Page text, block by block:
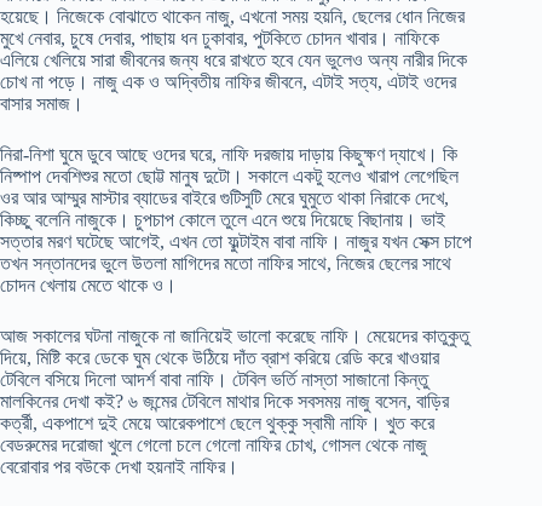
হয়েছে। নিজেকে বোঝাতে থাকেন নাজু, এখনো সময় হয়নি, ছেলের ধোন নিজের
মুখে নেবার, চুষে দেবার, পাছায় ধন ঢুকাবার, পুটকিতে চোদন খাবার। নাফিকে
এলিয়ে খেলিয়ে সারা জীবনের জন্য ধরে রাখতে হবে যেন ভুলেও অন্য নারীর দিকে
চোখ না পড়ে। নাজু এক ও অদ্বিতীয় নাফির জীবনে, এটাই সত্য, এটাই ওদের
বাসার সমাজ।
নিরা-নিশা ঘুমে ডুবে আছে ওদের ঘরে, নাফি দরজায় দাড়ায় কিছুক্ষণ দ্যাখে। কি
নিষ্পাপ দেবশিশুর মতো ছোট্ট মানুষ দুটো। সকালে একটু হলেও খারাপ লেগেছিল
ওর আর আম্মুর মাস্টার ব্যাডের বাইরে গুটিসুটি মেরে ঘুমুতে থাকা নিরাকে দেখে,
কিচ্ছু বলেনি নাজুকে। চুপচাপ কোলে তুলে এনে শুয়ে দিয়েছে বিছানায়। ভাই
সত্তার মরণ ঘটেছে আগেই, এখন তো ফুল্টাইম বাবা নাফি। নাজুর যখন সেক্স চাপে
তখন সন্তানদের ভুলে উতলা মাগিদের মতো নাফির সাথে, নিজের ছেলের সাথে
চোদন খেলায় মেতে থাকে ও।
আজ সকালের ঘটনা নাজুকে না জানিয়েই ভালো করেছে নাফি। মেয়েদের কাতুকুতু
দিয়ে, মিষ্টি করে ডেকে ঘুম থেকে উঠিয়ে দাঁত ব্রাশ করিয়ে রেডি করে খাওয়ার
টেবিলে বসিয়ে দিলো আদর্শ বাবা নাফি। টেবিল ভর্তি নাস্তা সাজানো কিন্তু
মালকিনের দেখা কই? ৬ জন্মের টেবিলে মাথার দিকে সবসময় নাজু বসেন, বাড়ির
কর্ত্রী, একপাশে দুই মেয়ে আরেকপাশে ছেলে থুক্কু স্বামী নাফি। খুত করে
বেডরুমের দরোজা খুলে গেলো চলে গেলো নাফির চোখ, গোসল থেকে নাজু
বেরোবার পর বউকে দেখা হয়নাই নাফির।